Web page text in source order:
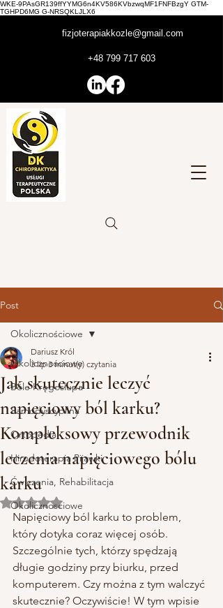
WKE-9PAsGR139ffYYMG6n4KV586KVbzwqMF1FNFBzgY GTM-
TGHPD6MG G-NRSQKLJLX6
fizjoterapiakkozle@gmail.com
+48 799 717 603
Post
Okolicznościowe
Bóle Kręgosłupa
Samodyscyplina
Ortopedia
Hirudoterapia Pijawki
Ćwiczenia, Rehabilitacja
Okolicznosciowe
Okolicznościowe
Jak skutecznie leczyć
napięciowy ból karku?
Kompleksowy przewodnik
leczenia napięciowego bólu
karku
Dariusz Król
3 lip 3 minut(y) czytania
Oceniono na NaN z 5 gwiazdek.
Napięciowy ból karku to problem,
który dotyka coraz więcej osób.
Szczególnie tych, którzy spędzają
długie godziny przy biurku, przed
komputerem. Czy można z tym walczyć
skutecznie? Oczywiście! W tym wpisie